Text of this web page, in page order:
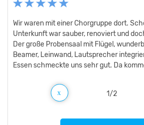
Wir waren mit einer Chorgruppe dort.
Unterkunft war sauber, renoviert und
Der große Probensaal mit Flügel,
Beamer, Leinwand, Lautsprecher
Essen schmeckte uns sehr gut. Da
Toller Kirchensound mit Sinfonischem
1/2